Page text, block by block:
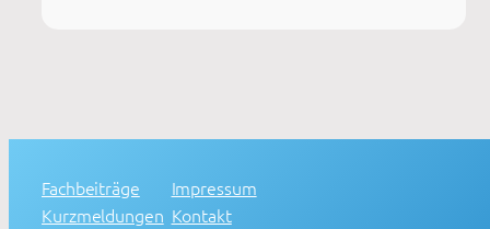
Fachbeiträge
Kurzmeldungen
Impressum
Kontakt